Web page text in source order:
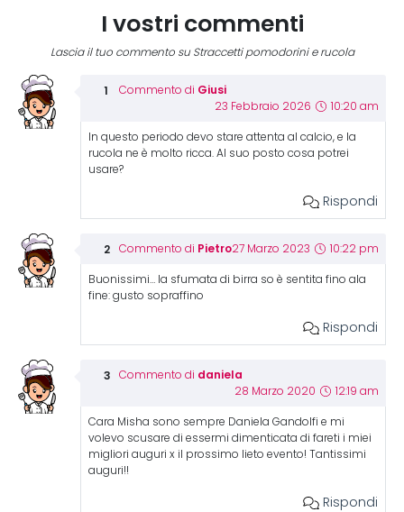
I vostri commenti
Lascia il tuo commento su Straccetti pomodorini e rucola
Commento di Giusi
23 Febbraio 2026 10:20 am
In questo periodo devo stare attenta al calcio, e la
rucola ne è molto ricca. Al suo posto cosa potrei
usare?
Rispondi
Commento di Pietro27 Marzo 2023 10:22 pm
Buonissimi… la sfumata di birra so è sentita fino ala
fine: gusto sopraffino
Rispondi
Commento di daniela
28 Marzo 2020 12:19 am
Cara Misha sono sempre Daniela Gandolfi e mi
volevo scusare di essermi dimenticata di fareti i miei
migliori auguri x il prossimo lieto evento! Tantissimi
auguri!!
Rispondi